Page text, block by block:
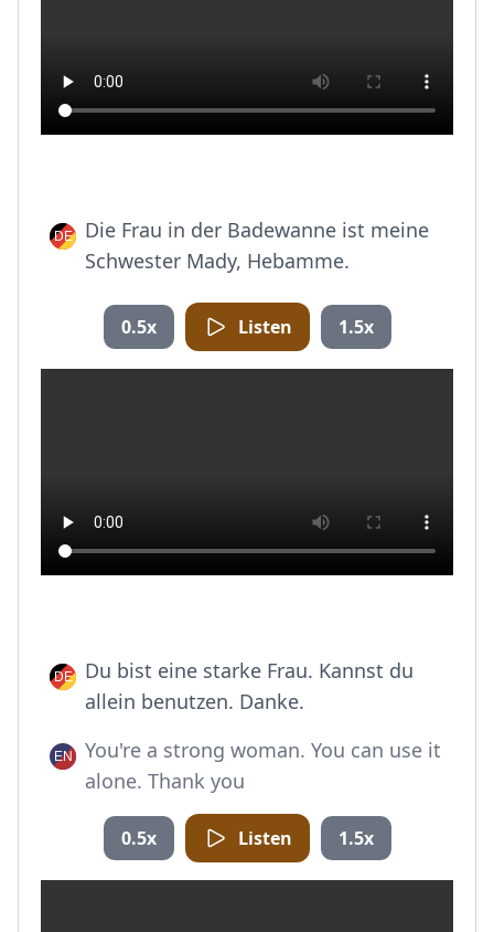
Die Frau in der Badewanne ist meine
Schwester Mady, Hebamme.
0.5x Listen 1.5x
Du bist eine starke Frau. Kannst du
allein benutzen. Danke.
You're a strong woman. You can use it
alone. Thank you
0.5x Listen 1.5x